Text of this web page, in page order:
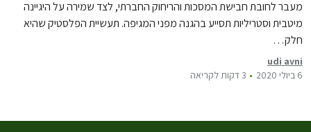
מעבר לחובת חבישת המסכות והריחוק החברתי, לצד שמירה על היגיינה
מיטבית וסטריליות תסייע בהגנה מפני המגיפה. תעשיית הפלסטיק שהיא
חלק…
udi avni
6 ביולי 2020
3 דקות לקריאה